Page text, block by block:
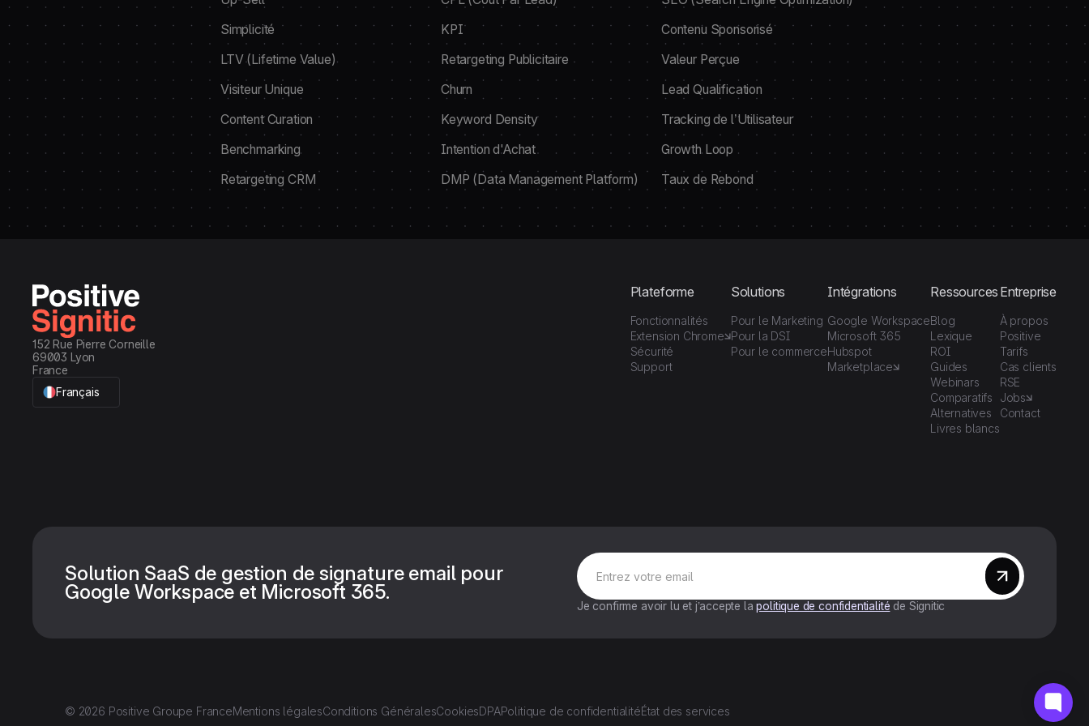
Simplicité
KPI
Contenu Sponsorisé
LTV (Lifetime Value)
Retargeting Publicitaire
Valeur Perçue
Visiteur Unique
Churn
Lead Qualification
Content Curation
Keyword Density
Tracking de l’Utilisateur
Benchmarking
Intention d'Achat
Growth Loop
Retargeting CRM
DMP (Data Management Platform) Taux de Rebond
152 Rue Pierre Corneille
69003 Lyon
France
Français
Plateforme
Fonctionnalités
Extension Chrome
Sécurité
Support
Solutions
Pour le Marketing
Pour la DSI
Pour le commerce
Intégrations
Google Workspace
Microsoft 365
Hubspot
Marketplace
Ressources
Blog
Lexique
ROI
Guides
Webinars
Comparatifs
Alternatives
Livres blancs
Entreprise
À propos
Positive
Tarifs
Cas clients
RSE
Jobs
Contact
Solution SaaS de gestion de signature email pour
Google Workspace et Microsoft 365.
Je confirme avoir lu et j’accepte lapolitique de confidentialité de Signitic
© 2026 Positive Groupe FranceMentions légalesConditions GénéralesCookiesDPAPolitique de confidentialitéÉtat des services